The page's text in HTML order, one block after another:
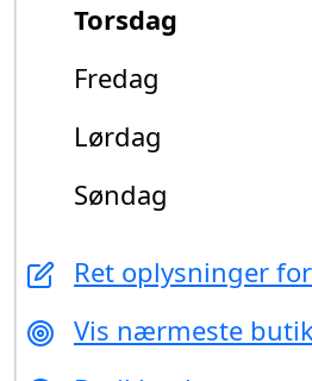
Torsdag
Fredag
Lørdag
Søndag
Ret oplysninger
Vis nærmeste